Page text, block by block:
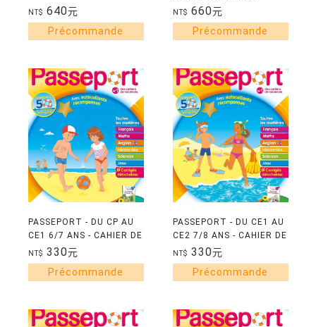
NT$ 640元
D'ANGLAIS (6E, 5E, 4E,
3E) - REGLES ET
EXERCICES CORRIGES
NT$ 660元
PASSEPORT - DU CP AU
CE1 6/7 ANS - CAHIER DE
VACANCES 2026
NT$ 330元
PASSEPORT - DU CE1 AU
CE2 7/8 ANS - CAHIER DE
VACANCES 2026
NT$ 330元